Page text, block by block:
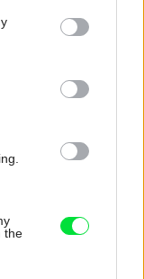
You may click to
party tags to
in below Google
the
stropmi a